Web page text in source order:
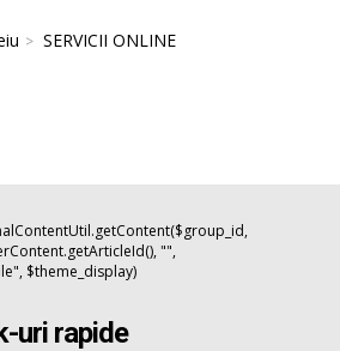
SERVICII ONLINE
"",
$theme_display)
uri rapide